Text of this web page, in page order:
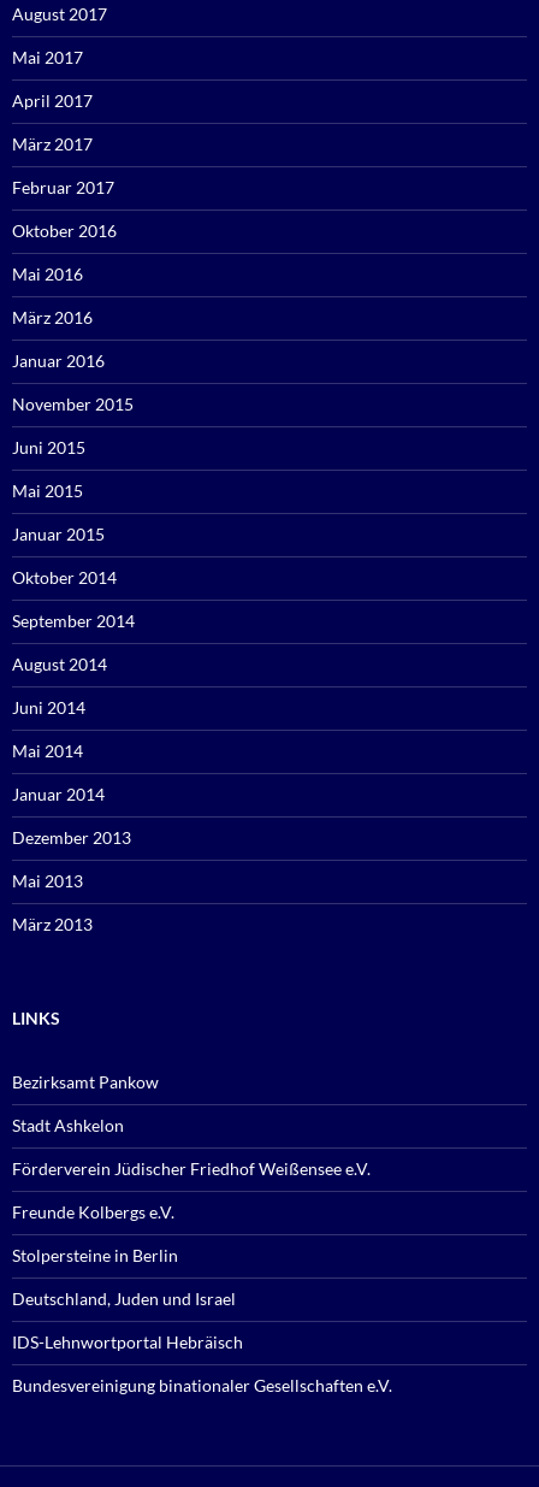
August 2017
Mai 2017
April 2017
März 2017
Februar 2017
Oktober 2016
Mai 2016
März 2016
Januar 2016
November 2015
Juni 2015
Mai 2015
Januar 2015
Oktober 2014
September 2014
August 2014
Juni 2014
Mai 2014
Januar 2014
Dezember 2013
Mai 2013
März 2013
LINKS
Bezirksamt Pankow
Stadt Ashkelon
Förderverein Jüdischer Friedhof Weißensee e.V.
Freunde Kolbergs e.V.
Stolpersteine in Berlin
Deutschland, Juden und Israel
IDS-Lehnwortportal Hebräisch
Bundesvereinigung binationaler Gesellschaften e.V.